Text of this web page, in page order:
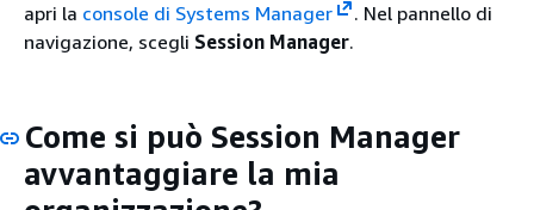
apri la console di Systems Manager
. Nel pannello di
navigazione, scegli Session Manager.
Come si può Session Manager
avvantaggiare la mia